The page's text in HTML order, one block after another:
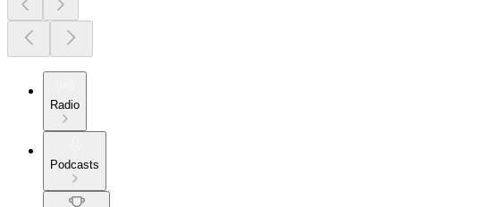
Radio
Podcasts